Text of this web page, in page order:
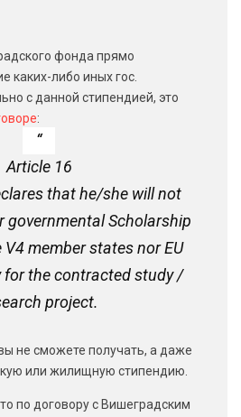
фонда прямо
каких-либо иных гос.
с данной стипендией, это
:
Article 16
that he/she will not
governmental Scholarship
member states nor EU
the contracted study /
project.
не сможете получать, а даже
или жилищную стипендию.
по договору с Вишеградским